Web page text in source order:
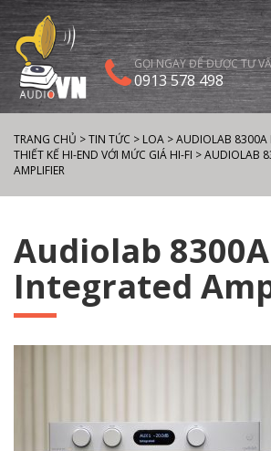
GỌI NGAY ĐỂ ĐƯỢC TƯ
0913 578 498
TRANG CHỦ >TIN TỨC > LOA >AUDIOLAB 8300A
THIẾT KẾ HI-END VỚI MỨC GIÁ HI-FI >AUDIOLAB
AMPLIFIER
Audiolab 8300A
Integrated